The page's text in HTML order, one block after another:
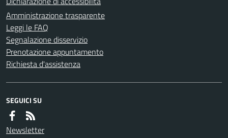
Amministrazione trasparente
Leggi le FAQ
Segnalazione disservizio
Prenotazione appuntamento
Richiesta d'assistenza
SEGUICI SU
Newsletter